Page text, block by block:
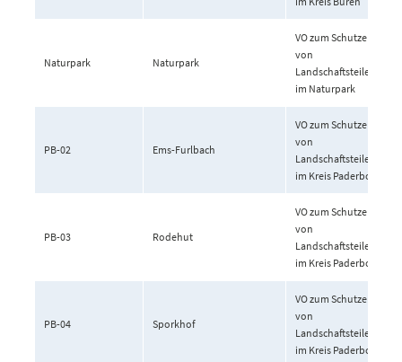
Naturpark Naturpark
VO zum Schutze
von
Landschaftsteilen
im Naturpark
PB-02 Ems-Furlbach
VO zum Schutze
von
Landschaftsteilen
im Kreis Paderborn
PB-03 Rodehut
VO zum Schutze
von
Landschaftsteilen
im Kreis Paderborn
PB-04 Sporkhof
VO zum Schutze
von
Landschaftsteilen
im Kreis Paderborn